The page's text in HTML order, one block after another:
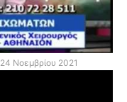
24 Νοεμβρίου 2021